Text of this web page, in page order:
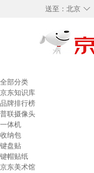
◇
送至： 北京
全部分类
京东知识库
品牌排行榜
普联摄像头
一体机
收纳包
键盘贴
键帽贴纸
京东美术馆